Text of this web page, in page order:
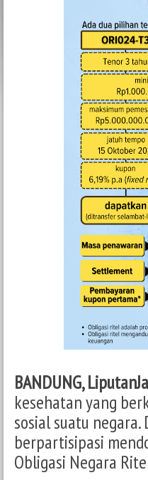
BANDUNG,
kesehatan yang
sosial suatu
berpartisipasi
Obligasi Negara